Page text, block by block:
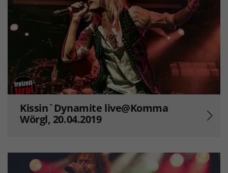
Kissin`Dynamite live@Komma
Wörgl, 20.04.2019